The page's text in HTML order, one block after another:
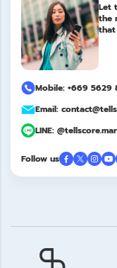
Let
the
that
Mobile: +669 5629
Email:
LINE:
Follow us